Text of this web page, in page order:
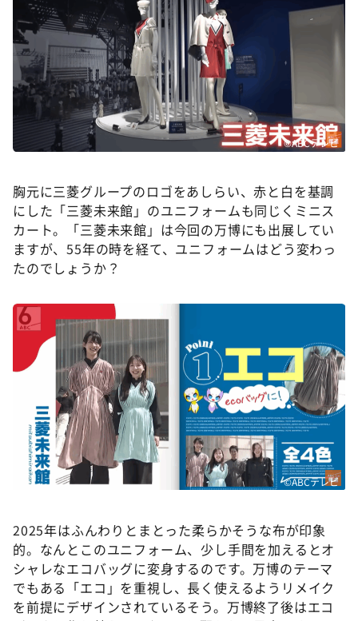
©ABCテレビ
胸元に三菱グループのロゴをあしらい、赤と白を基調
にした「三菱未来館」のユニフォームも同じくミニス
カート。「三菱未来館」は今回の万博にも出展してい
ますが、55年の時を経て、ユニフォームはどう変わっ
たのでしょうか？
©ABCテレビ
2025年はふんわりとまとった柔らかそうな布が印象
的。なんとこのユニフォーム、少し手間を加えるとオ
シャレなエコバッグに変身するのです。万博のテーマ
でもある「エコ」を重視し、長く使えるようリメイク
を前提にデザインされているそう。万博終了後はエコ